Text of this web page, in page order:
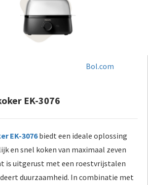
Bol.com
EK-3076
EK-3076biedt een ideale oplossing
en snel koken van maximaal zeven
is uitgerust met een roestvrijstalen
duurzaamheid. In combinatie met